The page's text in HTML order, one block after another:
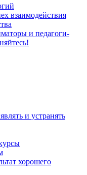
взаимодействия
и педагоги-
и устранять
хорошего